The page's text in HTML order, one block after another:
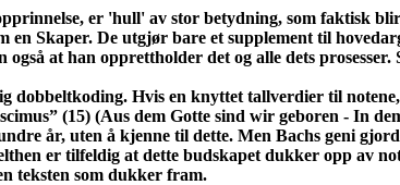
er 'hull' av stor betydning, som faktisk
Skaper. De utgjør bare et supplement til
at han opprettholder det og alle dets prosesser.
Hvis en knyttet tallverdier til
(15) (Aus dem Gotte sind wir geboren - In
år, uten å kjenne til dette. Men Bachs geni
er tilfeldig at dette budskapet dukker opp av
teksten som dukker fram.